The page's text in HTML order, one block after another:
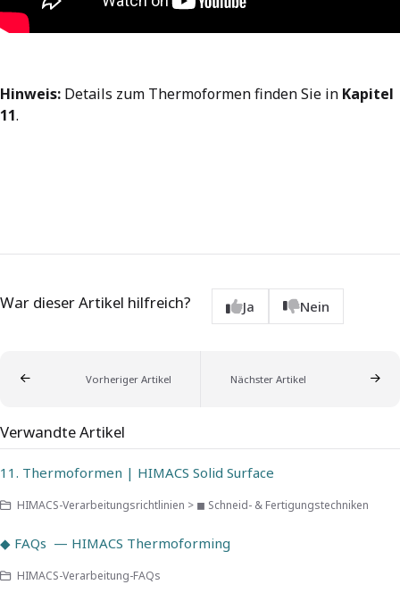
Hinweis: Details zum Thermoformen finden Sie in Kapitel
11.
War dieser Artikel hilfreich? Ja Nein
Vorheriger Artikel Nächster Artikel
Verwandte Artikel
11. Thermoformen | HIMACS Solid Surface
HIMACS-Verarbeitungsrichtlinien > ◼ Schneid- & Fertigungstechniken
◆ FAQs — HIMACS Thermoforming
HIMACS-Verarbeitung-FAQs